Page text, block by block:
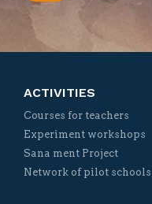
ACTIVITIES
Courses for teachers
Experiment workshops
Sana ment Project
Network of pilot schools